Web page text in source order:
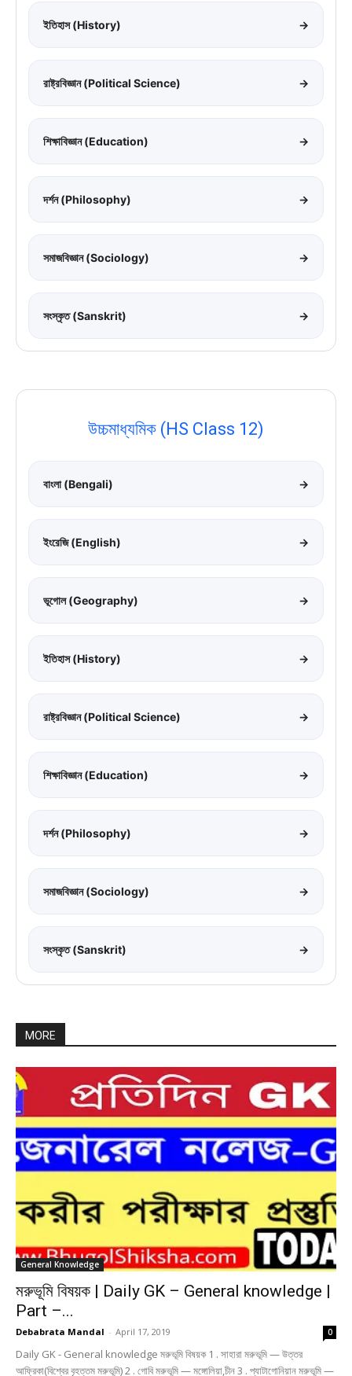
ইতিহাস (History) →
রাষ্ট্রবিজ্ঞান (Political Science) →
শিক্ষাবিজ্ঞান (Education) →
দর্শন (Philosophy) →
সমাজবিজ্ঞান (Sociology) →
সংস্কৃত (Sanskrit) →
উচ্চমাধ্যমিক (HS Class 12)
বাংলা (Bengali) →
ইংরেজি (English) →
ভূগোল (Geography) →
ইতিহাস (History) →
রাষ্ট্রবিজ্ঞান (Political Science) →
শিক্ষাবিজ্ঞান (Education) →
দর্শন (Philosophy) →
সমাজবিজ্ঞান (Sociology) →
সংস্কৃত (Sanskrit) →
MORE
General Knowledge
মরুভূমি বিষয়ক | Daily GK – General knowledge |
Part –...
Debabrata Mandal - April 17, 2019 0
Daily GK - General knowledge মরুভূমি বিষয়ক 1 . সাহারা মরুভূমি — উত্তর
আফ্রিকা(বিশ্বের বৃহত্তম মরুভূমি) 2 . গোবি মরুভূমি — মঙ্গোলিয়া,চীন 3 . প্যাটাগোনিয়ান মরুভূমি —